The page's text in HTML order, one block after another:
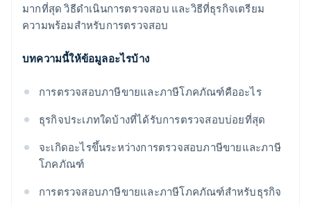
มากที่สุด วิธีดําเนินการตรวจสอบ และวิธีที่ธุรกิจเตรียม
ความพร้อมสําหรับการตรวจสอบ
บทความนี้ให้ข้อมูลอะไรบ้าง
การตรวจสอบภาษีขายและภาษีโภคภัณฑ์คืออะไร
ธุรกิจประเภทใดบ้างที่ได้รับการตรวจสอบบ่อยที่สุด
จะเกิดอะไรขึ้นระหว่างการตรวจสอบภาษีขายและภาษี
โภคภัณฑ์
การตรวจสอบภาษีขายและภาษีโภคภัณฑ์สําหรับธุรกิจ